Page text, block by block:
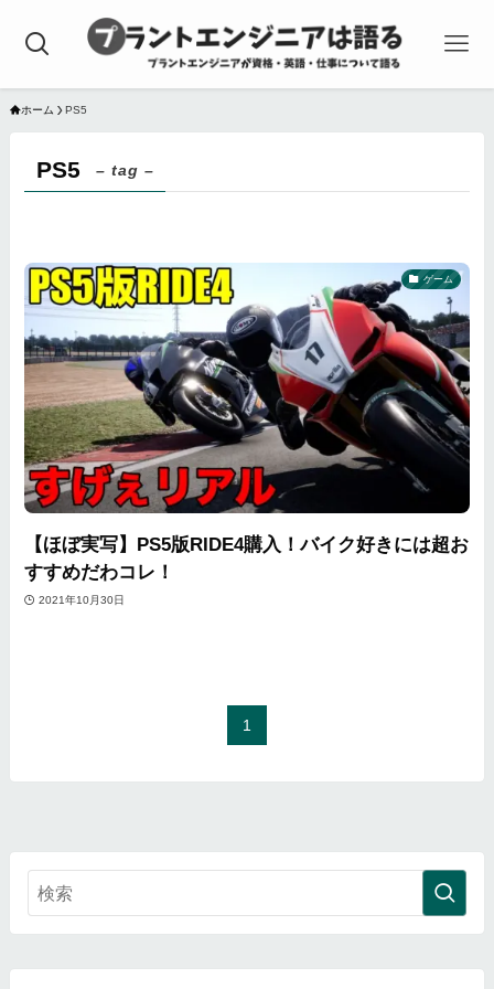
ホーム PS5
PS5 – tag –
ゲーム
【ほぼ実写】PS5版RIDE4購入！バイク好きには超お
すすめだわコレ！
2021年10月30日
1